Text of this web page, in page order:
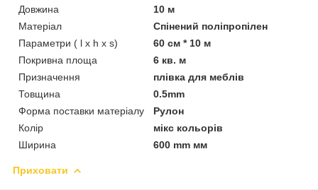
Довжина
10 м
Матеріал
Спінений поліпропілен
Параметри ( l x h x s)
60 см * 10 м
Покривна площа
6 кв. м
Призначення
плівка для меблів
Товщина
0.5mm
Форма поставки матеріалу
Рулон
Колір
мікс кольорів
Ширина
600 mm мм
Приховати